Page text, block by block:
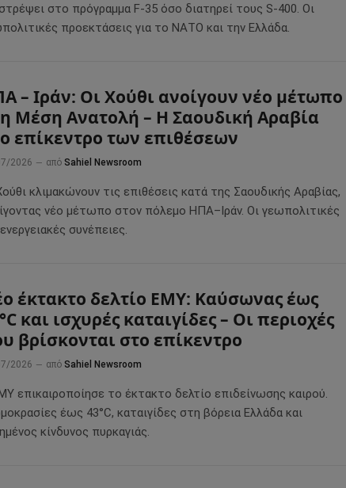
στο πρόγραμμα F-35 όσο διατηρεί τους S-400. Οι
προεκτάσεις για το ΝΑΤΟ και την Ελλάδα.
– Ιράν: Οι Χούθι ανοίγουν νέο μέτωπο
Μέση Ανατολή – Η Σαουδική Αραβία
επίκεντρο των επιθέσεων
2026 από Sahiel Newsroom
κλιμακώνουν τις επιθέσεις κατά της Σαουδικής Αραβίας,
νέο μέτωπο στον πόλεμο ΗΠΑ–Ιράν. Οι γεωπολιτικές
συνέπειες.
έκτακτο δελτίο ΕΜΥ: Καύσωνας έως
και ισχυρές καταιγίδες – Οι περιοχές
βρίσκονται στο επίκεντρο
2026 από Sahiel Newsroom
επικαιροποίησε το έκτακτο δελτίο επιδείνωσης καιρού.
έως 43°C, καταιγίδες στη βόρεια Ελλάδα και
κίνδυνος πυρκαγιάς.